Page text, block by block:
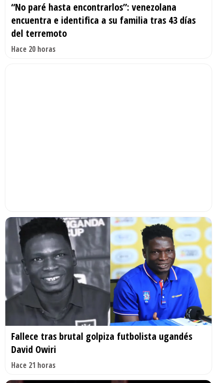
“No paré hasta encontrarlos”: venezolana
encuentra e identifica a su familia tras 43 días
del terremoto
Hace 20 horas
Fallece tras brutal golpiza futbolista ugandés
David Owiri
Hace 21 horas